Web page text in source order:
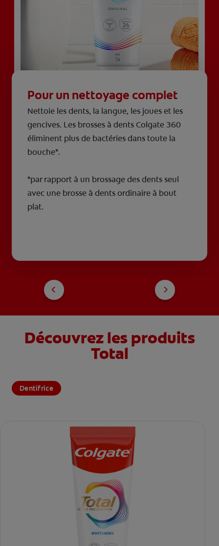
Pour un nettoyage complet
Nettoie les dents, la langue, les joues et les
gencives. Les brosses à dents Colgate 360
éliminent plus de bactéries dans toute la
bouche*.
*par rapport à un brossage des dents seul
avec une brosse à dents ordinaire à bout
plat.
Découvrez les produits
Total
Dentifrice